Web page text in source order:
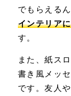
でもらえる
インテリア
す。
また、紙ス
書き風メッ
です。友人